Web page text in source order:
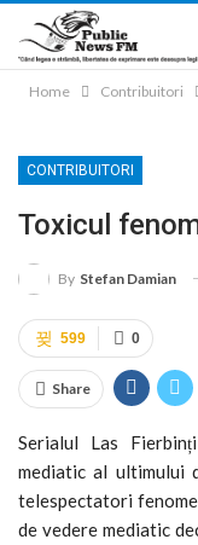
Home Contribuitori
CONTRIBUITORI
Toxicul
By Stefan Damian
0
599
Share
Serialul Las
mediatic al ultimului
telespectatori
de vedere mediatic